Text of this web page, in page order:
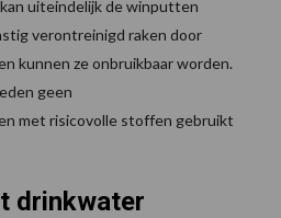
uiteindelijk de winputten
verontreinigd raken door
kunnen ze onbruikbaar worden.
geen
met risicovolle stoffen gebruikt
drinkwater